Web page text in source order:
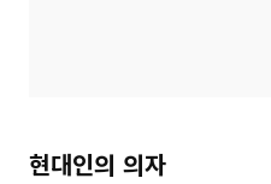
현대인의 의자